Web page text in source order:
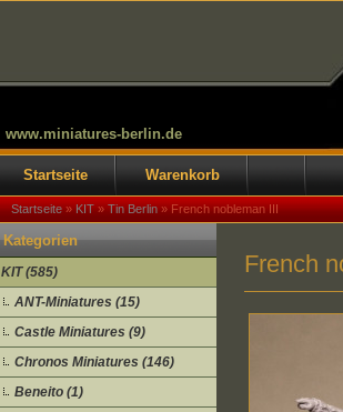
www.miniatures-berlin.de
Startseite Warenkorb
Startseite»KIT»Tin Berlin»French nobleman III
Kategorien
KIT (585)
ANT-Miniatures (15)
Castle Miniatures (9)
Chronos Miniatures (146)
Beneito (1)
French